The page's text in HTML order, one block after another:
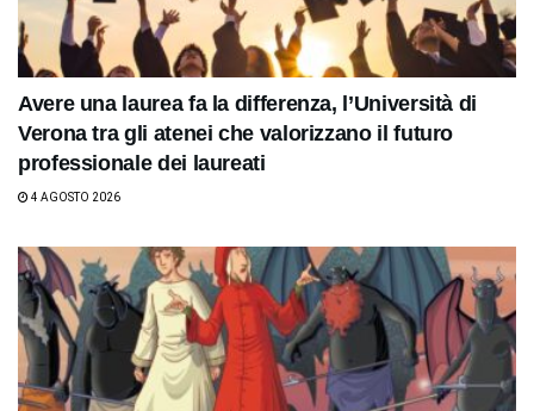
Avere una laurea fa la differenza, l’Università di
Verona tra gli atenei che valorizzano il futuro
professionale dei laureati
4 AGOSTO 2026